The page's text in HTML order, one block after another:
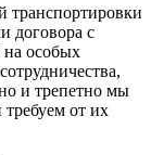
транспортировки
договора с
особых
и трепетно мы
от их